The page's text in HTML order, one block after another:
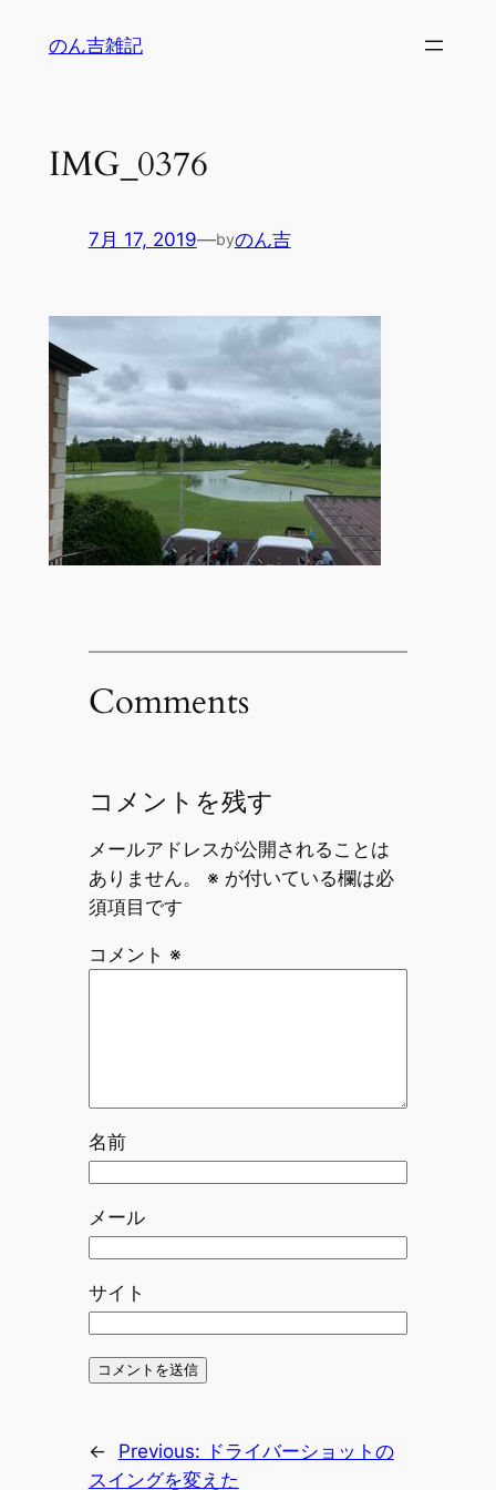
のん吉雑記
IMG_0376
7月 17, 2019—byのん吉
Comments
コメントを残す
メールアドレスが公開されることは
ありません。
※ が付いている欄は必
須項目です
コメント ※
名前
メール
サイト
← Previous: ドライバーショットの
スイングを変えた